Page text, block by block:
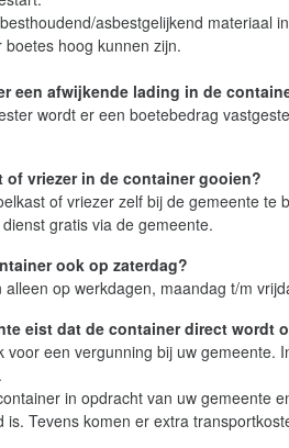
asbestgelijkend materiaal
hoog kunnen zijn.
een afwijkende lading in de
wordt er een boetebedrag
of vriezer in de container gooien?
of vriezer zelf bij de gemeente
gratis via de gemeente.
ook op zaterdag?
op werkdagen, maandag t/m
eist dat de container direct wordt
voor een vergunning bij uw
in opdracht van uw gemeente
Tevens komen er extra